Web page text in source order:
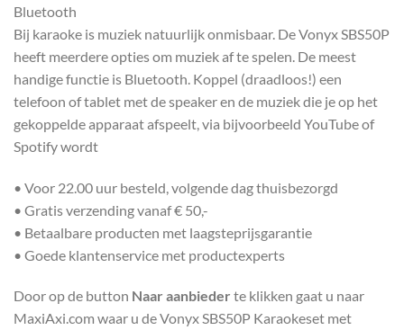
Bluetooth
Bij karaoke is muziek natuurlijk onmisbaar. De Vonyx SBS50P
heeft meerdere opties om muziek af te spelen. De meest
handige functie is Bluetooth. Koppel (draadloos!) een
telefoon of tablet met de speaker en de muziek die je op het
gekoppelde apparaat afspeelt, via bijvoorbeeld YouTube of
Spotify wordt
• Voor 22.00 uur besteld, volgende dag thuisbezorgd
• Gratis verzending vanaf € 50,-
• Betaalbare producten met laagsteprijsgarantie
• Goede klantenservice met productexperts
Door op de button Naar aanbieder te klikken gaat u naar
MaxiAxi.com waar u de Vonyx SBS50P Karaokeset met